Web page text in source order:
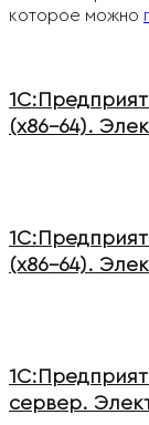
которое можно
(x86-64).
(x86-64).
сервер.